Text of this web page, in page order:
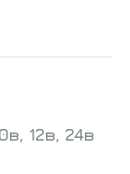
12в, 24в